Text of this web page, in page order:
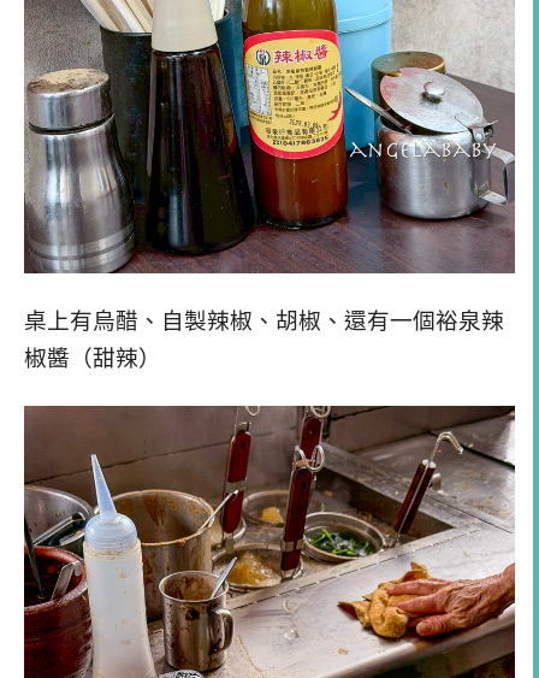
桌上有烏醋、自製辣椒、胡椒、還有一個裕泉辣
椒醬（甜辣）